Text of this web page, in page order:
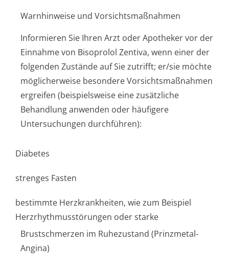
Warnhinweise und Vorsichtsmaßnahmen
Informieren Sie Ihren Arzt oder Apotheker vor der
Einnahme von Bisoprolol Zentiva, wenn einer der
folgenden Zustände auf Sie zutrifft; er/sie möchte
möglicherweise besondere Vorsichtsmaßnahmen
ergreifen (beispielsweise eine zusätzliche
Behandlung anwenden oder häufigere
Untersuchungen durchführen):
Diabetes
strenges Fasten
bestimmte Herzkrankheiten, wie zum Beispiel
Herzrhythmusstörun­gen oder starke
Brustschmerzen im Ruhezustand (Prinzmetal-
Angina)